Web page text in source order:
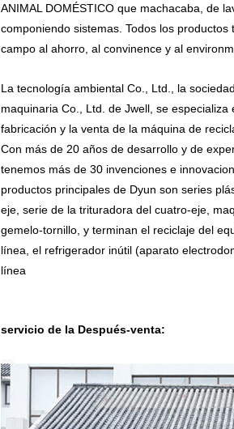
ANIMAL DOMÉSTICO que machacaba, de
componiendo sistemas. Todos los
campo al ahorro, al convinence y al
La tecnología ambiental Co., Ltd., la
maquinaria Co., Ltd. de Jwell, se
fabricación y la venta de la máquina de
Con más de 20 años de desarrollo y de
tenemos más de 30 invenciones e
productos principales de Dyun son series
eje, serie de la trituradora del cuatro-eje,
gemelo-tornillo, y terminan el reciclaje del
línea, el refrigerador inútil (aparato
línea
servicio de la Después-venta: